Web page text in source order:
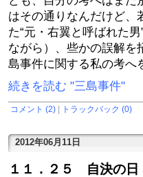
はその通りなんだけど、
た“元・右翼と呼ばれた
ながら）、些かの誤解を
島事件に関する私の考へ
続きを読む "三島事件"
コメント (2) トラックバック (0)
2012年06月11日
１１．２５ 自決の日